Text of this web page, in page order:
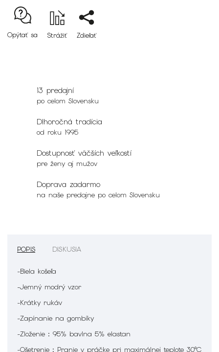
Opýtať sa Strážiť Zdieľať
13 predajní
po celom Slovensku
Dlhoročná tradícia
od roku 1995
Dostupnosť väčších veľkostí
pre ženy aj mužov
Doprava zadarmo
na naše predajne po celom Slovensku
POPIS DISKUSIA
-Biela košeľa
-Jemný modrý vzor
-Krátky rukáv
-Zapínanie na gombíky
-Zloženie : 95% bavlna 5% elastan
-Ošetrenie : Pranie v práčke pri maximálnej teplote 30°C